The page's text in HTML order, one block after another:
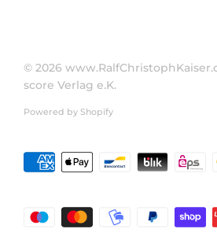
© 2026
score Verlag e.K.
Powered by Shopify